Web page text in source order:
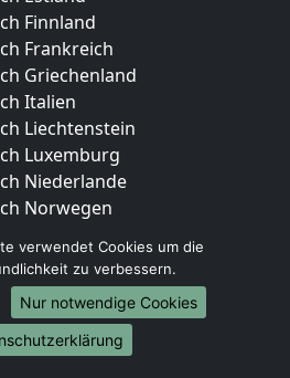
Finnland
Frankreich
Griechenland
Italien
Liechtenstein
Luxemburg
Niederlande
Norwegen
Berlin
Hamburg
München
verwendet Cookies um die
zu verbessern.
Nur notwendige Cookies